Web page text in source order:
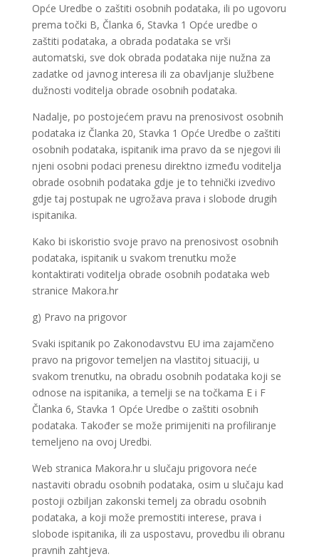
Opće Uredbe o zaštiti osobnih podataka, ili po ugovoru
prema točki B, Članka 6, Stavka 1 Opće uredbe o
zaštiti podataka, a obrada podataka se vrši
automatski, sve dok obrada podataka nije nužna za
zadatke od javnog interesa ili za obavljanje službene
dužnosti voditelja obrade osobnih podataka.
Nadalje, po postojećem pravu na prenosivost osobnih
podataka iz Članka 20, Stavka 1 Opće Uredbe o zaštiti
osobnih podataka, ispitanik ima pravo da se njegovi ili
njeni osobni podaci prenesu direktno između voditelja
obrade osobnih podataka gdje je to tehnički izvedivo
gdje taj postupak ne ugrožava prava i slobode drugih
ispitanika.
Kako bi iskoristio svoje pravo na prenosivost osobnih
podataka, ispitanik u svakom trenutku može
kontaktirati voditelja obrade osobnih podataka web
stranice Makora.hr
g) Pravo na prigovor
Svaki ispitanik po Zakonodavstvu EU ima zajamčeno
pravo na prigovor temeljen na vlastitoj situaciji, u
svakom trenutku, na obradu osobnih podataka koji se
odnose na ispitanika, a temelji se na točkama E i F
Članka 6, Stavka 1 Opće Uredbe o zaštiti osobnih
podataka. Također se može primijeniti na profiliranje
temeljeno na ovoj Uredbi.
Web stranica Makora.hr u slučaju prigovora neće
nastaviti obradu osobnih podataka, osim u slučaju kad
postoji ozbiljan zakonski temelj za obradu osobnih
podataka, a koji može premostiti interese, prava i
slobode ispitanika, ili za uspostavu, provedbu ili obranu
pravnih zahtjeva.